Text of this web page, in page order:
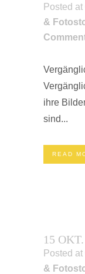
Posted
&
ihre
sind...
READ
15 OKT.
Posted
&